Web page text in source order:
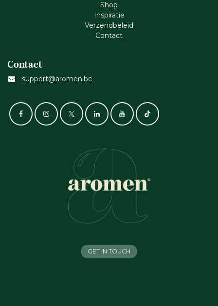
Shop
Inspiratie
Verzendbeleid
Cont​act
Contact
support@aromen.be
GET IN TOUCH